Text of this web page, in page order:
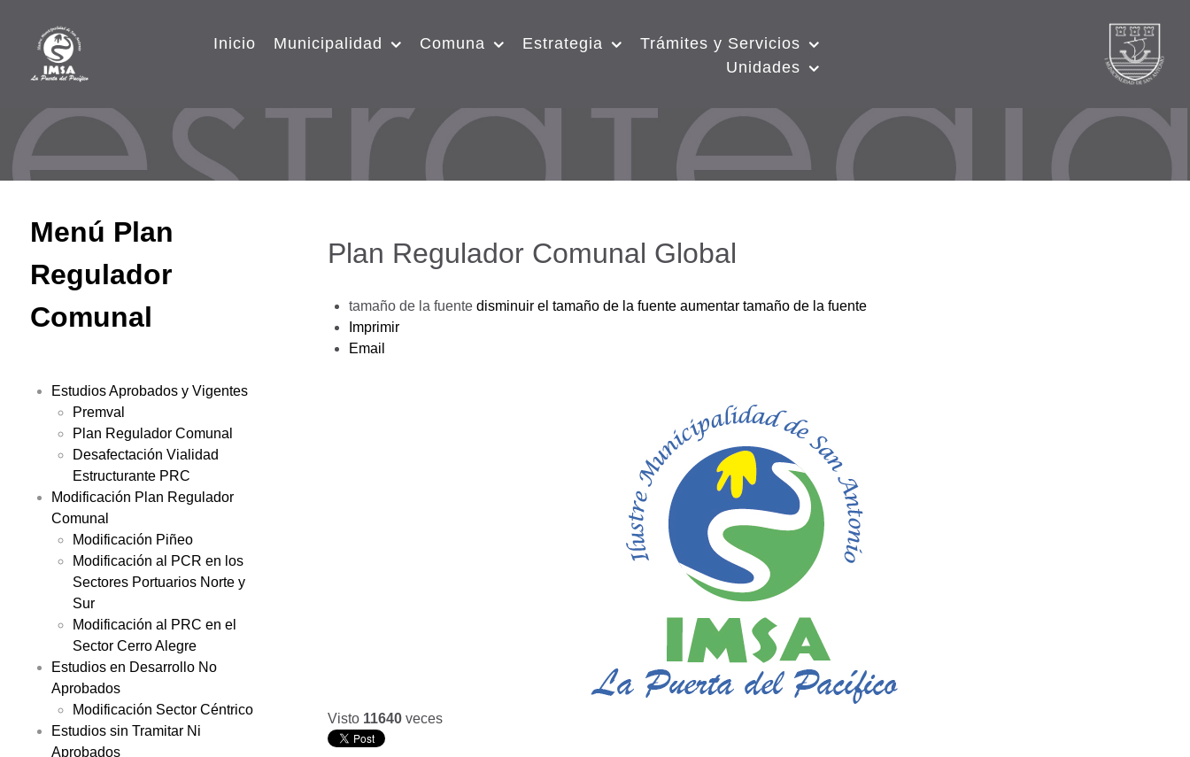
Inicio Municipalidad Comuna Estrategia
Trámites y Servicios
Unidades
Menú Plan
Regulador
Comunal
Estudios Aprobados y Vigentes
Premval
Plan Regulador Comunal
Desafectación Vialidad
Estructurante PRC
Modificación Plan Regulador
Comunal
Modificación Piñeo
Modificación al PCR en los
Sectores Portuarios Norte y
Sur
Modificación al PRC en el
Sector Cerro Alegre
Estudios en Desarrollo No
Aprobados
Modificación Sector Céntrico
Estudios sin Tramitar Ni
Aprobados
Plan Regulador Comunal Global
tamaño de la fuente disminuir el tamaño de la fuente aumentar tamaño de la fuente
Imprimir
Email
Visto 11640 veces